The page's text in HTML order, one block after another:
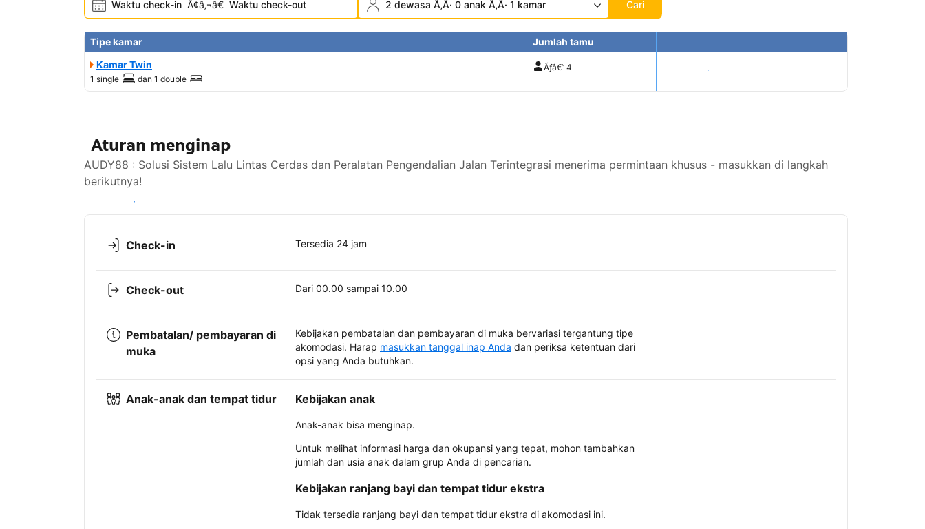
Waktu check-in Ã¢â‚¬â€ Waktu check-out 2 dewasa Ã‚Â· 0 anak Ã‚Â· 1 kamar Cari
Tipe kamar
Jumlah tamu
Kamar Twin
1 single dan 1 double
Ãƒâ€” 4 Tampilkan harga
Aturan menginap
AUDY88 : Solusi Sistem Lalu Lintas Cerdas dan Peralatan Pengendalian Jalan Terintegrasi menerima permintaan khusus - masukkan di langkah
berikutnya!
Lihat ketersediaan
Check-in Tersedia 24 jam
Check-out Dari 00.00 sampai 10.00
Pembatalan/ pembayaran di
muka
Kebijakan pembatalan dan pembayaran di muka bervariasi tergantung tipe
akomodasi. Harap masukkan tanggal inap Anda dan periksa ketentuan dari
opsi yang Anda butuhkan.
Anak-anak dan tempat tidur Kebijakan anak
Anak-anak bisa menginap.
Untuk melihat informasi harga dan okupansi yang tepat, mohon tambahkan
jumlah dan usia anak dalam grup Anda di pencarian.
Kebijakan ranjang bayi dan tempat tidur ekstra
Tidak tersedia ranjang bayi dan tempat tidur ekstra di akomodasi ini.